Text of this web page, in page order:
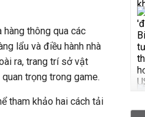
thông qua các
lẩu và điều hành nhà
ra, trang trí sở vật
trọng trong game.
tham khảo hai cách tải